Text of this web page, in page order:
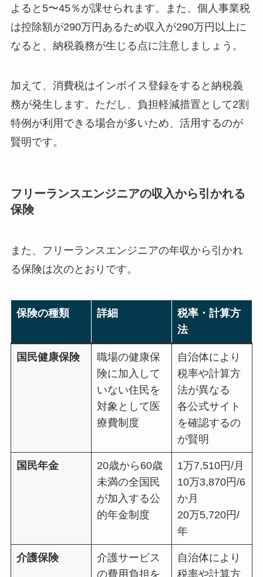
よると5〜45％が課せられます。また、個人事業税
は控除額が290万円あるため収入が290万円以上に
なると、納税義務が生じる点に注意しましょう。
加えて、消費税はインボイス登録をすると納税義
務が発生します。ただし、負担軽減措置として2割
特例が利用できる場合が多いため、活用するのが
賢明です。
フリーランスエンジニアの収入から引かれる
保険
また、フリーランスエンジニアの年収から引かれ
る保険は次のとおりです。
保険の種類 詳細
税率・計算方
法
国民健康保険
職場の健康保
険に加入して
いない住民を
対象として医
療費制度
自治体により
税率や計算方
法が異なる
各公式サイト
を確認するの
が賢明
国民年金
20歳から60歳
未満の全国民
が加入する公
的年金制度
1万7,510円/月
10万3,870円/6
か月
20万5,720円/
年
介護保険
介護サービス
の費用負担を
自治体により
税率や計算方